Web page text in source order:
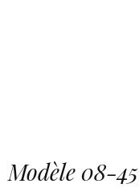
Modèle 08-